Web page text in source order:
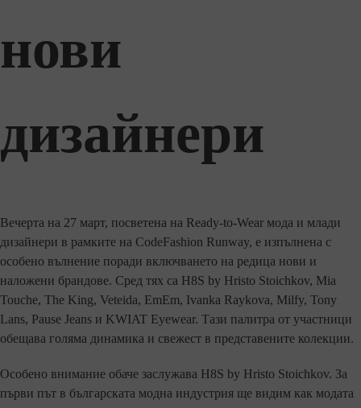
нови
дизайнери
Вечерта на 27 март, посветена на Ready-to-Wear мода и млади
дизайнери в рамките на CodeFashion Runway, е изпълнена с
особено вълнение поради включването на редица нови и
наложени брандове. Сред тях са H8S by Hristo Stoichkov, Mia
Touche, The King, Veteida, EmEm, Ivanka Raykova, Milfy, Tony
Lans, Pause Jeans и KWIAT Eyewear. Тази палитра от участници
обещава голяма динамика и свежест в представените колекции.
Особено внимание обаче заслужава H8S by Hristo Stoichkov. За
първи път в българската модна индустрия ще видим как модата